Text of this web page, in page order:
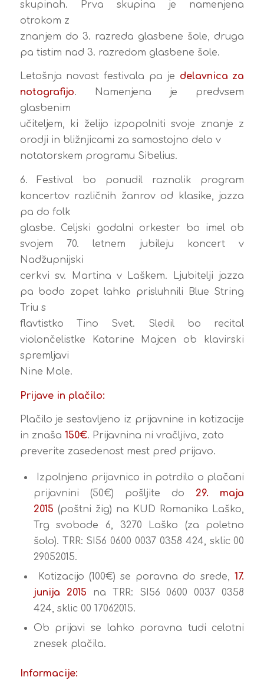
skupinah. Prva skupina je namenjena
otrokom z
znanjem do 3. razreda glasbene šole, druga
pa tistim nad 3. razredom glasbene šole.
Letošnja novost festivala pa je delavnica za
notografijo. Namenjena je predvsem
glasbenim
učiteljem, ki želijo izpopolniti svoje znanje z
orodji in bližnjicami za samostojno delo v
notatorskem programu Sibelius.
6. Festival bo ponudil raznolik program
koncertov različnih žanrov od klasike, jazza
pa do folk
glasbe. Celjski godalni orkester bo imel ob
svojem 70. letnem jubileju koncert v
Nadžupnijski
cerkvi sv. Martina v Laškem. Ljubitelji jazza
pa bodo zopet lahko prisluhnili Blue String
Triu s
flavtistko Tino Svet. Sledil bo recital
violončelistke Katarine Majcen ob klavirski
spremljavi
Nine Mole.
Prijave in plačilo:
Plačilo je sestavljeno iz prijavnine in kotizacije
in znaša 150€. Prijavnina ni vračljiva, zato
preverite zasedenost mest pred prijavo.
Izpolnjeno prijavnico in potrdilo o plačani
prijavnini (50€) pošljite do 29. maja
2015 (poštni žig) na KUD Romanika Laško,
Trg svobode 6, 3270 Laško (za poletno
šolo). TRR: SI56 0600 0037 0358 424, sklic 00
29052015.
Kotizacijo (100€) se poravna do srede,17.
junija
2015 na TRR: SI56 0600 0037 0358
424, sklic 00 17062015.
Ob prijavi se lahko poravna tudi celotni
znesek plačila.
Informacije: